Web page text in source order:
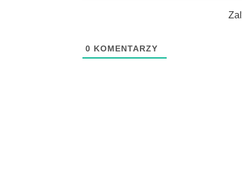
0 KOMENTARZY